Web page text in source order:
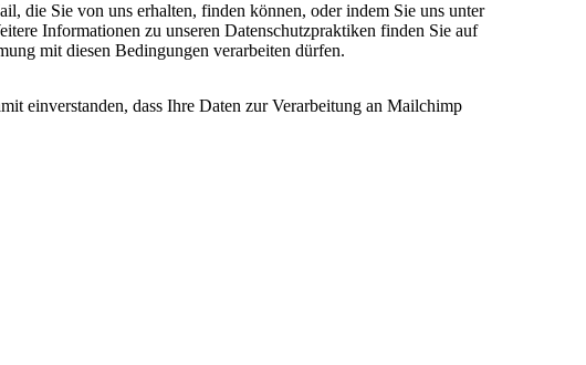
die Sie von uns erhalten, finden können, oder indem Sie uns unter
Informationen zu unseren Datenschutzpraktiken finden Sie auf
mit diesen Bedingungen verarbeiten dürfen.
einverstanden, dass Ihre Daten zur Verarbeitung an Mailchimp